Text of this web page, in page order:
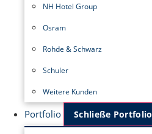
NH Hotel Group
Osram
Rohde & Schwarz
Schuler
Weitere Kunden
Portfolio Schließe Portfolio